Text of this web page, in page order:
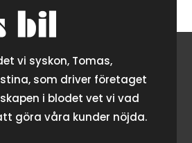
vi syskon, Tomas,
som driver företaget
i blodet vet vi vad
göra våra kunder nöjda.